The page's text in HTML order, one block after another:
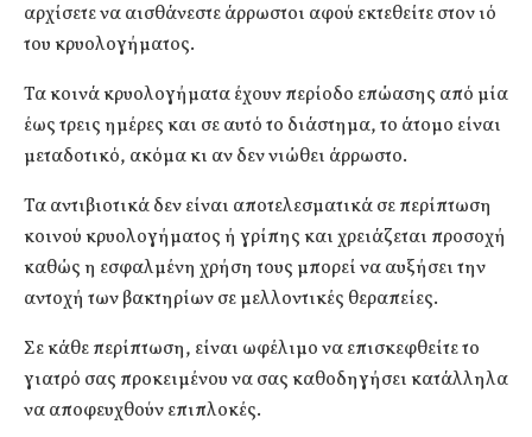
αρχίσετε να αισθάνεστε άρρωστοι αφού εκτεθείτε στον ιό
του κρυολογήματος.
Τα κοινά κρυολογήματα έχουν περίοδο επώασης από μία
έως τρεις ημέρες και σε αυτό το διάστημα, το άτομο είναι
μεταδοτικό, ακόμα κι αν δεν νιώθει άρρωστο.
Τα αντιβιοτικά δεν είναι αποτελεσματικά σε περίπτωση
κοινού κρυολογήματος ή γρίπης και χρειάζεται προσοχή
καθώς η εσφαλμένη χρήση τους μπορεί να αυξήσει την
αντοχή των βακτηρίων σε μελλοντικές θεραπείες.
Σε κάθε περίπτωση, είναι ωφέλιμο να επισκεφθείτε το
γιατρό σας προκειμένου να σας καθοδηγήσει κατάλληλα
να αποφευχθούν επιπλοκές.